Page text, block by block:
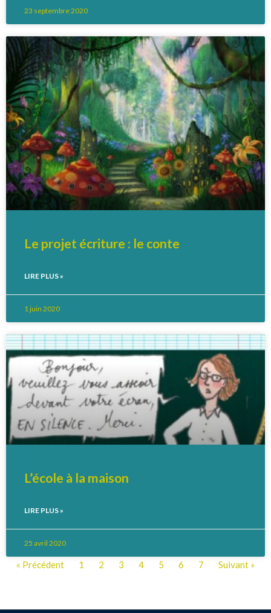
23 septembre 2020
Le projet écriture : le conte
LIRE PLUS »
1 juin 2020
L’école à la maison
LIRE PLUS »
25 avril 2020
« Précédent 1 2 3 4 5 6 7 Suivant »